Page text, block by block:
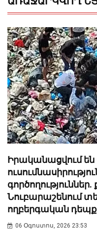
Իրականացվում
Նուբարաշենում
ողբերգական
06 Օգոստոս, 2026 23:53